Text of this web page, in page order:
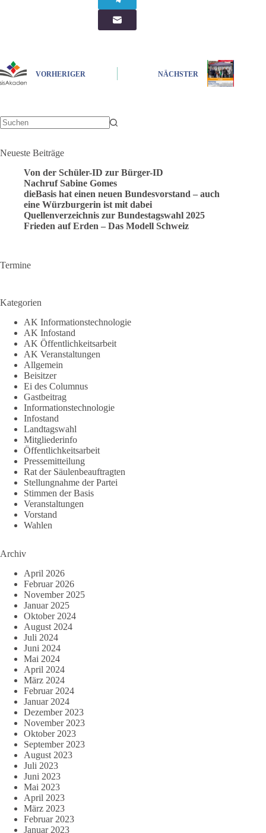
VORHERIGER NÄCHSTER
Neueste Beiträge
Von der Schüler-ID zur Bürger-ID
Nachruf Sabine Gomes
dieBasis hat einen neuen Bundesvorstand – auch
eine Würzburgerin ist mit dabei
Quellenverzeichnis zur Bundestagswahl 2025
Frieden auf Erden – Das Modell Schweiz
Termine
Kategorien
AK Informationstechnologie
AK Infostand
AK Öffentlichkeitsarbeit
AK Veranstaltungen
Allgemein
Beisitzer
Ei des Columnus
Gastbeitrag
Informationstechnologie
Infostand
Landtagswahl
Mitgliederinfo
Öffentlichkeitsarbeit
Pressemitteilung
Rat der Säulenbeauftragten
Stellungnahme der Partei
Stimmen der Basis
Veranstaltungen
Vorstand
Wahlen
Archiv
April 2026
Februar 2026
November 2025
Januar 2025
Oktober 2024
August 2024
Juli 2024
Juni 2024
Mai 2024
April 2024
März 2024
Februar 2024
Januar 2024
Dezember 2023
November 2023
Oktober 2023
September 2023
August 2023
Juli 2023
Juni 2023
Mai 2023
April 2023
März 2023
Februar 2023
Januar 2023